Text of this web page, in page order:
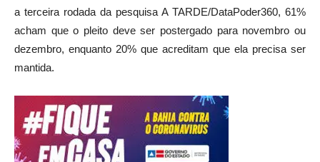
a terceira rodada da pesquisa A TARDE/DataPoder360, 61%
acham que o pleito deve ser postergado para novembro ou
dezembro, enquanto 20% que acreditam que ela precisa ser
mantida.